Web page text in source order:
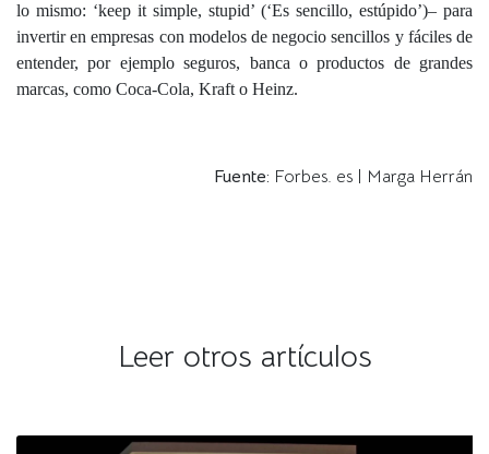
lo mismo: ‘keep it simple, stupid’ (‘Es sencillo, estúpido’)– para
invertir en empresas con modelos de negocio sencillos y fáciles de
entender, por ejemplo seguros, banca o productos de grandes
marcas, como Coca-Cola, Kraft o Heinz.
Fuente: Forbes. es | Marga Herrán
Leer otros artículos